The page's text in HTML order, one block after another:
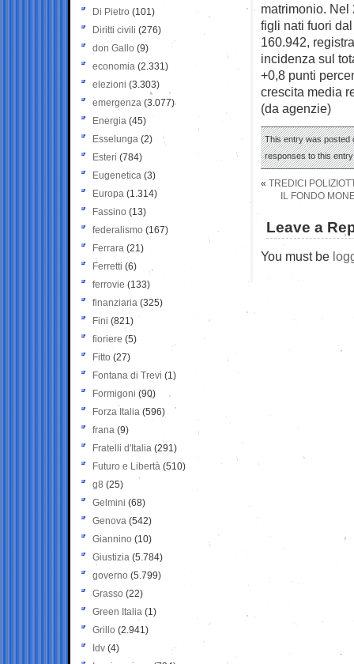
matrimonio. Nel
figli nati fuori
160.942,
incidenza sul
+0,8 punti
crescita media
(da agenzie)
This entry was posted
responses to this
« TREDICI
IL FONDO
Leave a
You must be
Di Pietro (101)
Diritti civili (276)
don Gallo (9)
economia (2.331)
elezioni (3.303)
emergenza (3.077)
Energia (45)
Esselunga (2)
Esteri (784)
Eugenetica (3)
Europa (1.314)
Fassino (13)
federalismo (167)
Ferrara (21)
Ferretti (6)
ferrovie (133)
finanziaria (325)
Fini (821)
fioriere (5)
Fitto (27)
Fontana di Trevi (1)
Formigoni (90)
Forza Italia (596)
frana (9)
Fratelli d'Italia (291)
Futuro e Libertà (510)
g8 (25)
Gelmini (68)
Genova (542)
Giannino (10)
Giustizia (5.784)
governo (5.799)
Grasso (22)
Green Italia (1)
Grillo (2.941)
Idv (4)